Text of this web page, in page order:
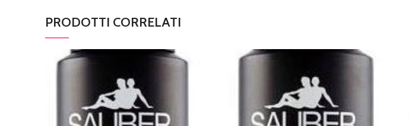
PRODOTTI CORRELATI